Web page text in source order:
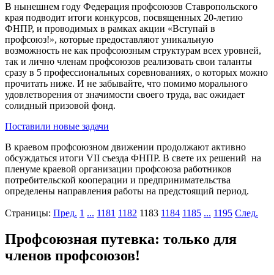
В нынешнем году Федерация профсоюзов Ставропольского
края подводит итоги конкурсов, посвященных 20-летию
ФНПР, и проводимых в рамках акции «Вступай в
профсоюз!», которые предоставляют уникальную
возможность не как профсоюзным структурам всех уровней,
так и лично членам профсоюзов реализовать свои таланты
сразу в 5 профессиональных соревнованиях, о которых можно
прочитать ниже. И не забывайте, что помимо морального
удовлетворения от значимости своего труда, вас ожидает
солидный призовой фонд.
Поставили новые задачи
В краевом профсоюзном движении продолжают активно
обсуждаться итоги VII съезда ФНПР. В свете их решений на
пленуме краевой организации профсоюза работников
потребительской кооперации и предпринимательства
определены направления работы на предстоящий период.
Страницы: Пред. 1 ... 1181 1182 1183 1184 1185 ... 1195 След.
Профсоюзная путевка: только для
членов профсоюзов!